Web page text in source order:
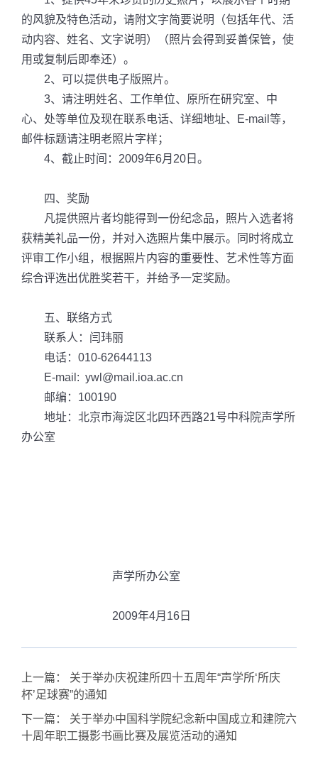
的风貌及特色活动，请附文字简要说明（包括年代、活
动内容、姓名、文字说明）（照片会得到妥善保管，使
用或复制后即奉还）。
2、可以提供电子版照片。
3、请注明姓名、工作单位、原所在研究室、中
心、处等单位及现在联系电话、详细地址、E-mail等，
邮件标题请注明老照片字样；
4、截止时间：2009年6月20日。
四、奖励
凡提供照片者均能得到一份纪念品，照片入选者将
获精美礼品一份，并对入选照片集中展示。同时将成立
评审工作小组，根据照片内容的重要性、艺术性等方面
综合评选出优胜奖若干，并给予一定奖励。
五、联络方式
联系人：闫玮丽
电话：010-62644113
E-mail: ywl@mail.ioa.ac.cn
邮编：100190
地址：北京市海淀区北四环西路21号中科院声学所
办公室
声学所办公室
2009年4月16日
上一篇：
关于举办庆祝建所四十五周年“声学所‘所庆
杯’足球赛”的通知
下一篇：
关于举办中国科学院纪念新中国成立和建院六
十周年职工摄影书画比赛及展览活动的通知